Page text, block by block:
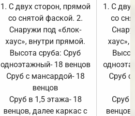
1. С двух сторон, прямой
со снятой фаской. 2.
Снаружи под «блок-
хаус», внутри прямой.
Высота сруба: Сруб
одноэтажный- 18 венцов
Сруб с мансардой- 18
венцов
Сруб в 1,5 этажа- 18
венцов, далее каркас с
1. С
со
хаус»,
Сруб с
Сруб